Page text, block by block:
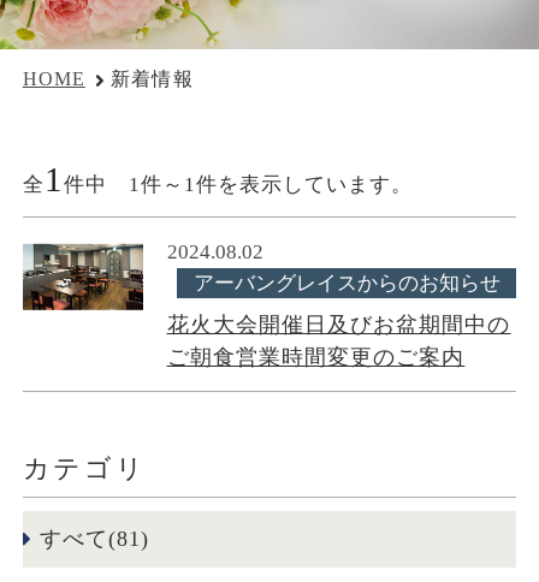
HOME 新着情報
全 1 件中 1件～1件を表示しています。
2024.08.02
アーバングレイスからのお知らせ
花火大会開催日及びお盆期間中の
ご朝食営業時間変更のご案内
カテゴリ
すべて(81)